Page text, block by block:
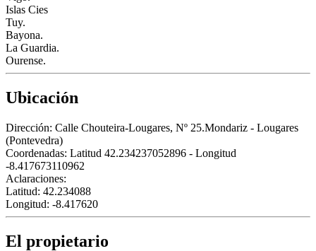
Islas Cies
Tuy.
Bayona.
La Guardia.
Ourense.
Ubicación
Dirección: Calle Chouteira-Lougares, Nº 25.Mondariz - Lougares
(Pontevedra)
Coordenadas: Latitud 42.234237052896 - Longitud
-8.417673110962
Aclaraciones:
Latitud: 42.234088
Longitud: -8.417620
El propietario